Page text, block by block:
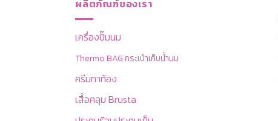
ผลิตภัณฑ์ของเรา
เครื่องปั๊มนม
Thermo BAG กระเป๋าเก็บน้ำนม
ครีมทาท้อง
เสื้อคลุม Brusta